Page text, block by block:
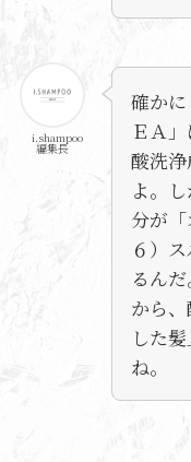
i.shampoo
編集長
確か
ＥＡ
酸洗
よ。
分が
６）
るん
から
した
ね。